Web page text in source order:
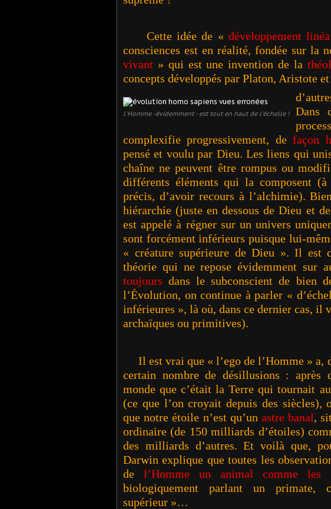
Cette idée de « développement
consciences est en réalité, fondée sur la
vivant » qui est une invention de la
concepts développés par Platon, Aristote
l'Homme -évidemment - est tout en haut de l'échelle !
Dans
complexifie progressivement, defaçon
pensé et voulu par Dieu. Les liens qui
chaîne ne peuvent être rompus ou
différents éléments qui la composent
précis, d’avoir recours à l’alchimie).
hiérarchie (juste en dessous de Dieu et
est appelé à régner sur un univers
sont forcément inférieurs puisque lui-
« créature supérieure de Dieu ». Il est
théorie qui ne repose évidemment sur
toujours dans le subconscient de bien
l’Évolution, on continue à parler «
inférieures », là où, dans ce dernier cas, il
archaïques ou primitives).
Il est vrai que « l’ego de l’Homme » a,
certain nombre de désillusions : après
monde que c’était la Terre qui tournait
(ce que l’on croyait depuis des siècles),
que notre étoile n’est qu’un astre banal,
ordinaire (de 150 milliards d’étoiles)
des milliards d’autres. Et voilà que,
Darwin explique que toutes les
del’Homme un animal comme les
biologiquement parlant un
supérieur »…